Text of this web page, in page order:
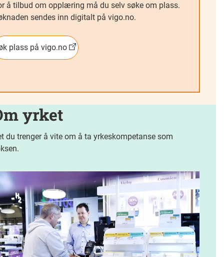
å tilbud om opplæring må du selv søke om plass.
sendes inn digitalt på vigo.no.
plass på vigo.no
yrket
du trenger å vite om å ta yrkeskompetanse som